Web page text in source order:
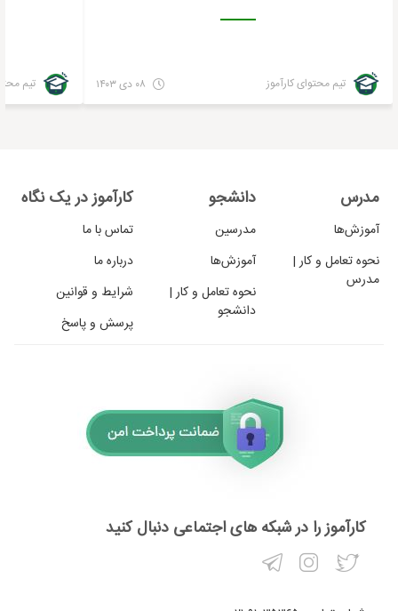
تیم محتوای کارآموز تیم
مدرس
آموزش‌ها
نحوه تعامل و کار |
مدرس
دانشجو
مدرسین
آموزش‌ها
نحوه تعامل و کار |
دانشجو
کارآموز در یک نگاه
تماس با ما
درباره ما
شرایط و قوانین
پرسش و پاسخ
کارآموز را در شبکه های اجتماعی دنبال کنید